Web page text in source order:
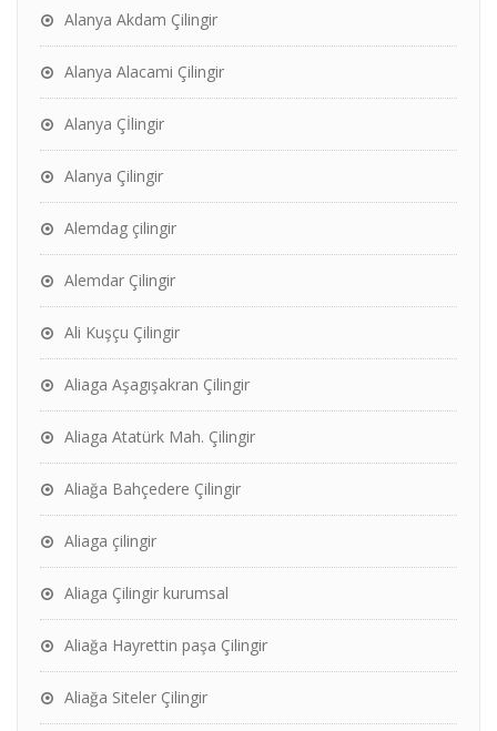
Alanya Akdam Çilingir
Alanya Alacami Çilingir
Alanya Çİlingir
Alanya Çilingir
Alemdag çilingir
Alemdar Çilingir
Ali Kuşçu Çilingir
Aliaga Aşagışakran Çilingir
Aliaga Atatürk Mah. Çilingir
Aliağa Bahçedere Çilingir
Aliaga çilingir
Aliaga Çilingir kurumsal
Aliağa Hayrettin paşa Çilingir
Aliağa Siteler Çilingir